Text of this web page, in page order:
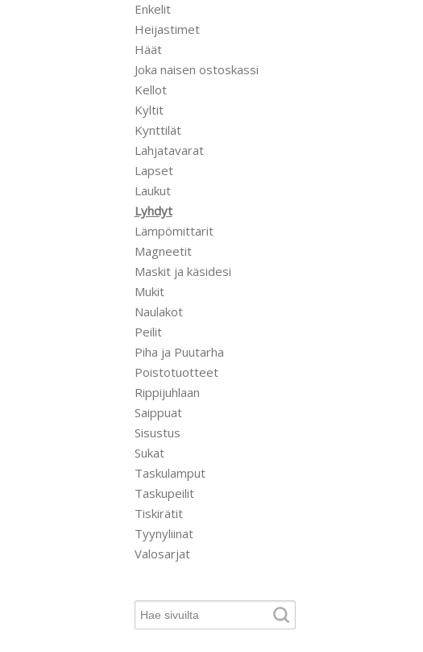
Enkelit
Heijastimet
Häät
Joka naisen ostoskassi
Kellot
Kyltit
Kynttilät
Lahjatavarat
Lapset
Laukut
Lyhdyt
Lämpömittarit
Magneetit
Maskit ja käsidesi
Mukit
Naulakot
Peilit
Piha ja Puutarha
Poistotuotteet
Rippijuhlaan
Saippuat
Sisustus
Sukat
Taskulamput
Taskupeilit
Tiskirätit
Tyynyliinat
Valosarjat